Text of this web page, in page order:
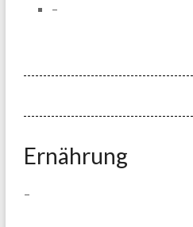
–
Ernährung
–